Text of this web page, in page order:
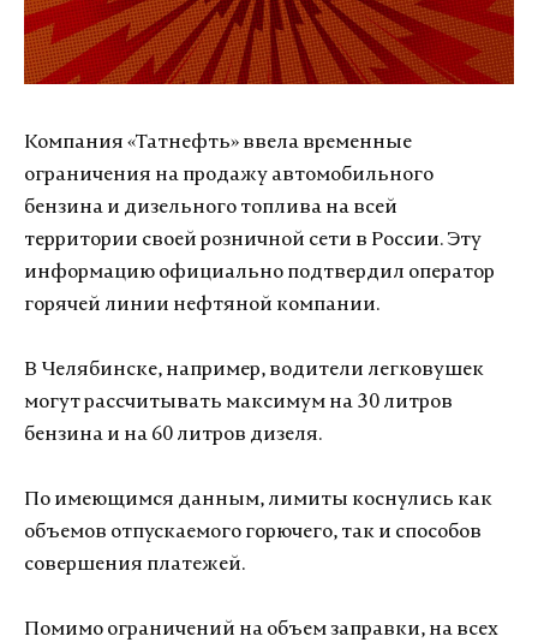
Компания «Татнефть» ввела временные
ограничения на продажу автомобильного
бензина и дизельного топлива на всей
территории своей розничной сети в России. Эту
информацию официально подтвердил оператор
горячей линии нефтяной компании.
В Челябинске, например, водители легковушек
могут рассчитывать максимум на 30 литров
бензина и на 60 литров дизеля.
По имеющимся данным, лимиты коснулись как
объемов отпускаемого горючего, так и способов
совершения платежей.
Помимо ограничений на объем заправки, на всех